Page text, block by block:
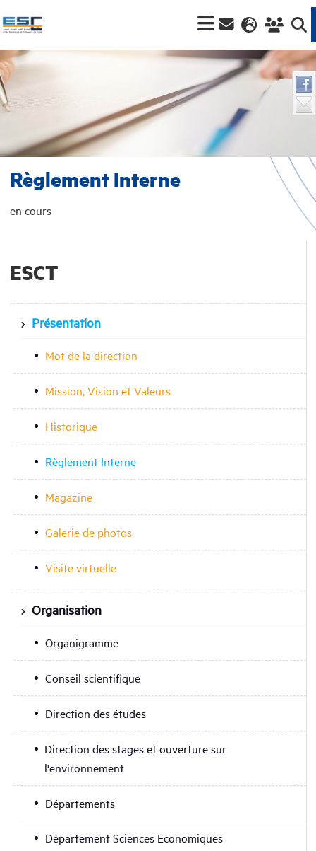
ESCT
Présentation
Mot de la direction
Mission, Vision et Valeurs
Historique
Règlement Interne
Magazine
Galerie de photos
Visite virtuelle
Organisation
Organigramme
Conseil scientifique
Direction des études
Direction des stages et ouverture sur
l'environnement
Départements
Département Sciences Economiques
Règlement Interne
en cours